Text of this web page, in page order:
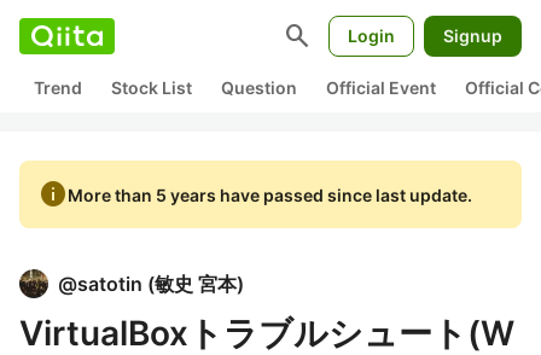
search Login Signup
Trend Stock List Question Official Event Official
infoMore than 5 years have passed since last update.
@satotin (敏史 宮本)
VirtualBoxトラブルシュート(W